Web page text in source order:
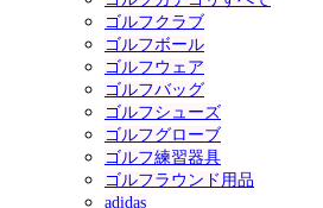
ゴルフクラブ
ゴルフボール
ゴルフウェア
ゴルフバッグ
ゴルフシューズ
ゴルフグローブ
ゴルフ練習器具
ゴルフラウンド用品
adidas